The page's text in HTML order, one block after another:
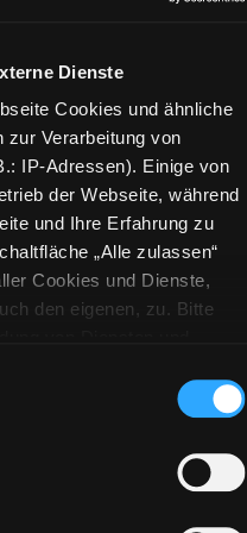
Dienste
Cookies und ähnliche
zur Verarbeitung von
IP-Adressen). Einige von
der Webseite, während
und Ihre Erfahrung zu
„Alle zulassen“
Cookies und Dienste,
den eigenen, zu. Bitte
außerhalb des EWR ohne
stattfinden kann. In diesem
Risiken für Betroffene nicht
Eine Verarbeitung